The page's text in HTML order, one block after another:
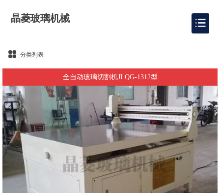
晶菱玻璃机械
分类列表
全自动玻璃切割机JLQG-1312型